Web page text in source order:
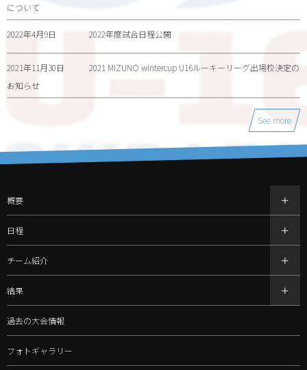
について
2022年4月9日 2022年度試合日程公開
2021年11月30日
2021 MIZUNO wintercup U16ルーキーリーグ出場校決定の
お知らせ
See more
概要
日程
チーム紹介
結果
過去の大会情報
フォトギャラリー